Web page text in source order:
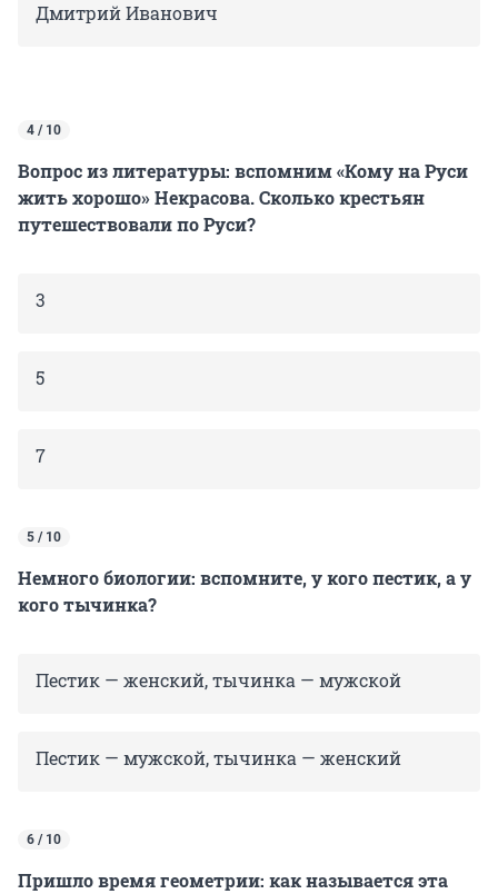
Дмитрий Иванович
4 / 10
Вопрос из литературы: вспомним «Кому на Руси
жить хорошо» Некрасова. Сколько крестьян
путешествовали по Руси?
3
5
7
5 / 10
Немного биологии: вспомните, у кого пестик, а у
кого тычинка?
Пестик — женский, тычинка — мужской
Пестик — мужской, тычинка — женский
6 / 10
Пришло время геометрии: как называется эта